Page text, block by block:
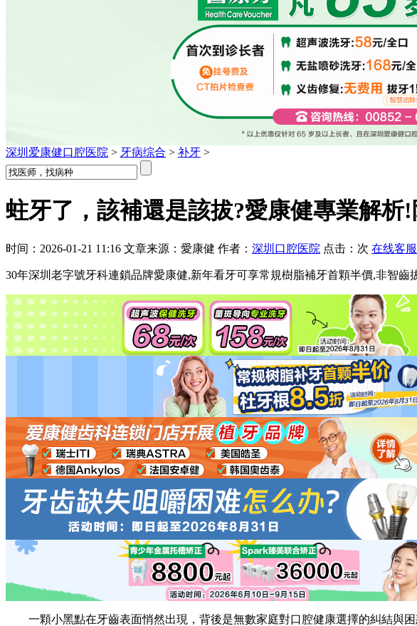
深圳爱康健口腔医院 > 牙病综合 > 补牙 >
蛀牙了，該補還是該拔?愛康健專業解
时间：2026-01-21 11:16 文章来源：愛康健 作者： 深圳口腔医院 点击： 次 在线客服
30年深圳老字號牙科連鎖品牌愛康健,新年看牙可享常規樹脂補牙首顆半價,非智
一顆小黑點在牙齒表面悄然出現，背後是無數家庭對口腔健康選擇的糾結與